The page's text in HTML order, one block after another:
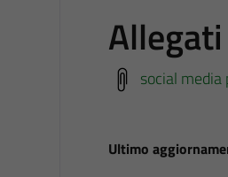
Allegati
social
Ultimo